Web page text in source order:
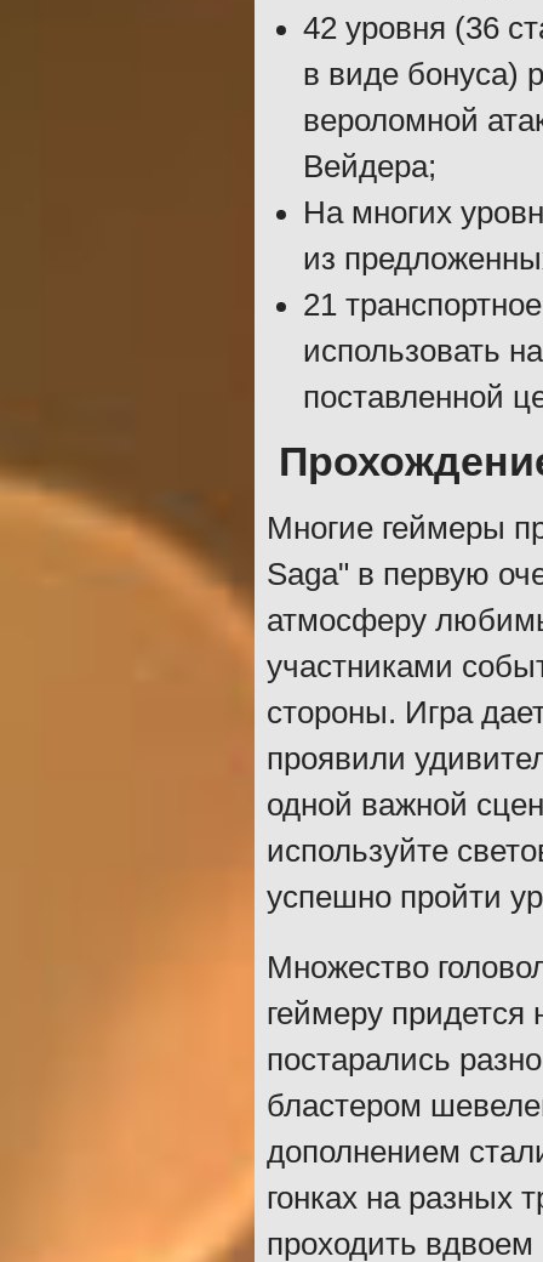
42 уровня (36
в виде бонуса)
вероломной
Вейдера;
На многих
из
21
использовать
поставленной
Многие геймеры
Saga" в первую
атмосферу
участниками
стороны. Игра
проявили
одной важной
используйте
успешно пройти
Множество
геймеру придется
постарались
бластером
дополнением
гонках на разных
проходить вдвоем